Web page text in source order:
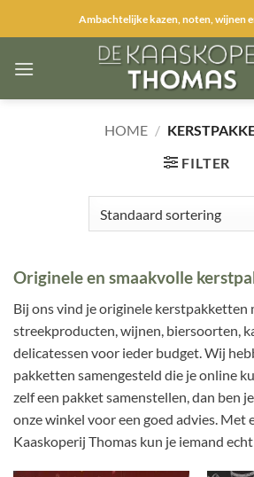
Ambachtelijke kazen, noten, wijnen
HOME /
FILTER
Originele en smaakvolle
Bij ons vind je originele kerstpakketten
streekproducten, wijnen, biersoorten,
delicatessen voor ieder budget. Wij
pakketten samengesteld die je online
zelf een pakket samenstellen, dan ben
onze winkel voor een goed advies. Met
Kaaskoperij Thomas kun je iemand